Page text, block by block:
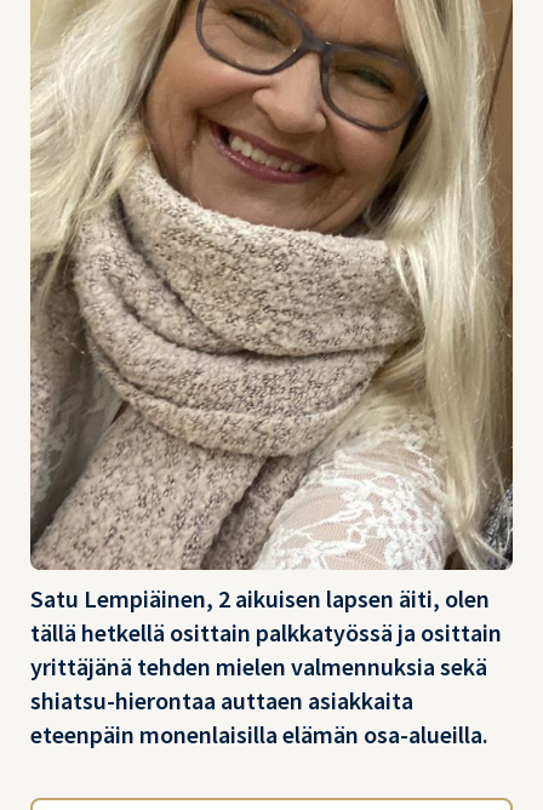
Satu Lempiäinen, 2 aikuisen lapsen äiti, olen
tällä hetkellä osittain palkkatyössä ja osittain
yrittäjänä tehden mielen valmennuksia sekä
shiatsu-hierontaa auttaen asiakkaita
eteenpäin monenlaisilla elämän osa-alueilla.